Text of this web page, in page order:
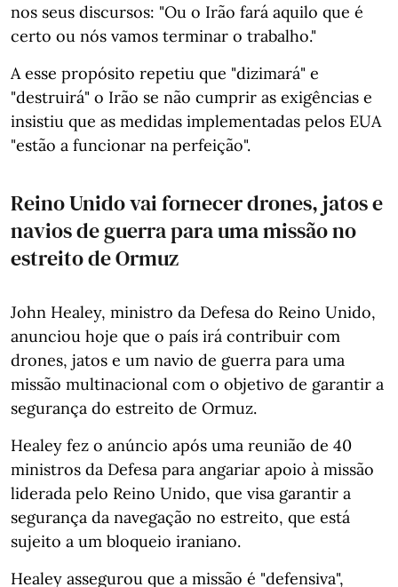
nos seus discursos: "Ou o Irão fará aquilo que é
certo ou nós vamos terminar o trabalho."
A esse propósito repetiu que "dizimará" e
"destruirá" o Irão se não cumprir as exigências e
insistiu que as medidas implementadas pelos EUA
"estão a funcionar na perfeição".
Reino Unido vai fornecer drones, jatos e
navios de guerra para uma missão no
estreito de Ormuz
John Healey, ministro da Defesa do Reino Unido,
anunciou hoje que o país irá contribuir com
drones, jatos e um navio de guerra para uma
missão multinacional com o objetivo de garantir a
segurança do estreito de Ormuz.
Healey fez o anúncio após uma reunião de 40
ministros da Defesa para angariar apoio à missão
liderada pelo Reino Unido, que visa garantir a
segurança da navegação no estreito, que está
sujeito a um bloqueio iraniano.
Healey assegurou que a missão é "defensiva",